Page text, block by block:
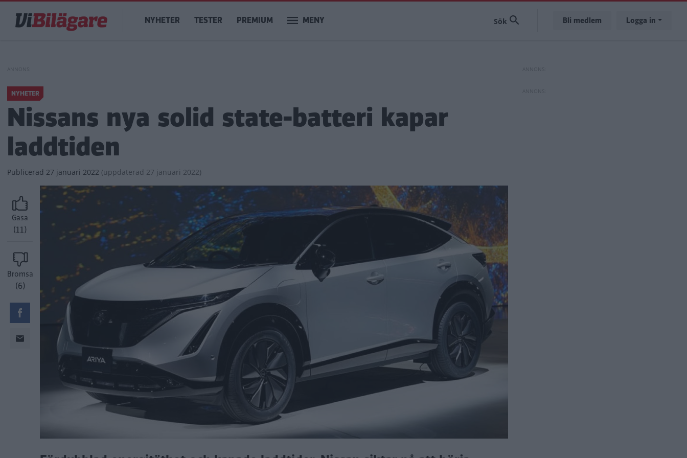
huvudinnehåll
Main
navigation
NYHETER TESTER PREMIUM MENY Bli medlem Logga in
NYHETER
Nissans nya solid state-batteri kapar
laddtiden
Publicerad 27 januari 2022 (uppdaterad 27 januari 2022)
Gasa
(11)
Bromsa
(6)